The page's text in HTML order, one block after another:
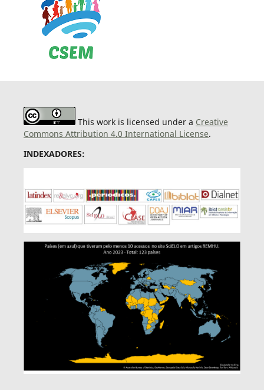
This work is licensed under a Creative
Commons Attribution 4.0 International License.
INDEXADORES: